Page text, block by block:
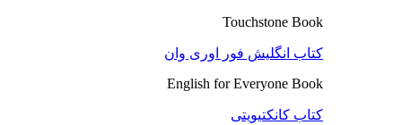
Touchstone Book
کتاب انگلیش فور اوری وان
English for Everyone Book
کتاب کانکتیویتی